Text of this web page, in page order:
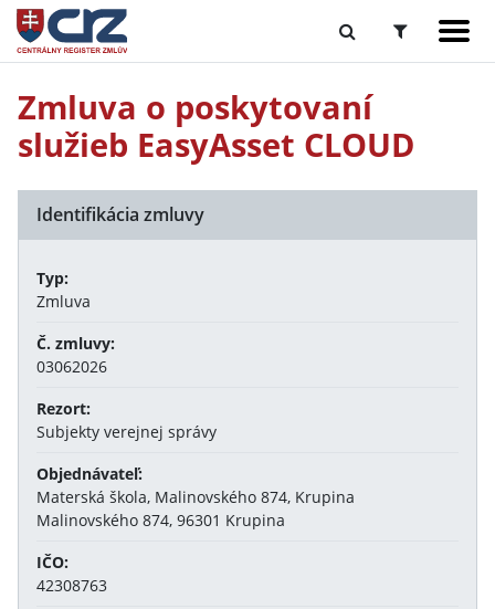
Zmluva o poskytovaní
služieb EasyAsset CLOUD
Identifikácia zmluvy
Typ:
Zmluva
Č. zmluvy:
03062026
Rezort:
Subjekty verejnej správy
Objednávateľ:
Materská škola, Malinovského 874, Krupina
Malinovského 874, 96301 Krupina
IČO:
42308763